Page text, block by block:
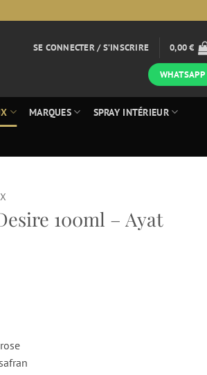
SE CONNECTER / S’INSCRIRE 0,00€
WHATSAPP
MARQUES SPRAY INTÉRIEUR
100ml – Ayat